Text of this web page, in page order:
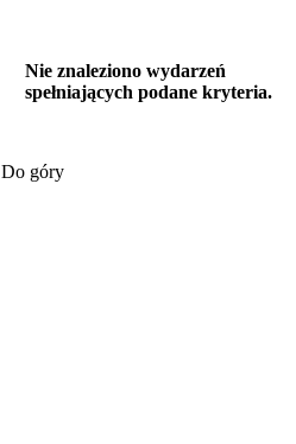
Nie znaleziono wydarzeń
spełniających podane kryteria.
Do góry